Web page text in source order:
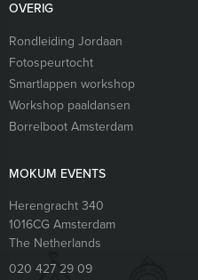
OVERIG
Rondleiding Jordaan
Fotospeurtocht
Smartlappen workshop
Workshop paaldansen
Borrelboot Amsterdam
MOKUM EVENTS
Herengracht 340
1016CG Amsterdam
The Netherlands
020 427 29 09